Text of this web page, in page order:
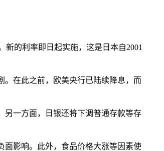
的利率即日起实施，这是日本自2001
在此之前，欧美央行已陆续降息，而
一方面，日银还将下调普通存款等存
影响。此外，食品价格大涨等因素使